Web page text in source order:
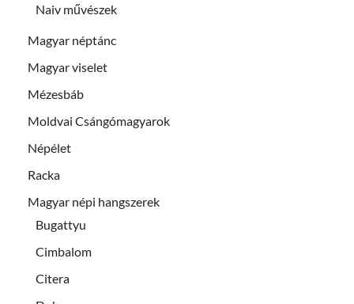
Naiv művészek
Magyar néptánc
Magyar viselet
Mézesbáb
Moldvai Csángómagyarok
Népélet
Racka
Magyar népi hangszerek
Bugattyu
Cimbalom
Citera